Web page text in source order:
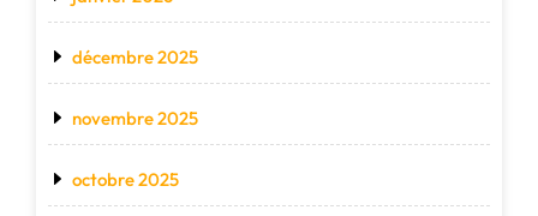
décembre 2025
novembre 2025
octobre 2025